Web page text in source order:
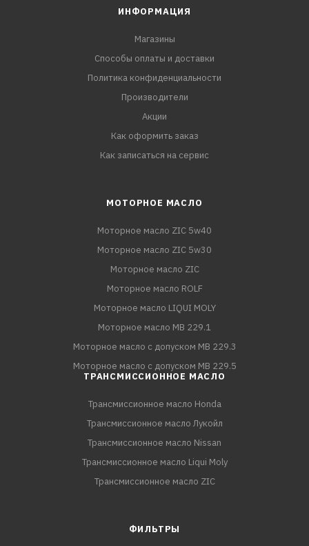
ИНФОРМАЦИЯ
Магазины
Способы оплаты и доставки
Политика конфиденциальности
Производители
Акции
Как оформить заказ
Как записаться на сервис
МОТОРНОЕ МАСЛО
Моторное масло ZIC 5w40
Моторное масло ZIC 5w30
Моторное масло ZIC
Моторное масло ROLF
Моторное масло LIQUI MOLY
Моторное масло MB 229.1
Моторное масло с допуском MB 229.3
Моторное масло с допуском MB 229.5
ТРАНСМИССИОННОЕ МАСЛО
Трансмиссионное масло Honda
Трансмиссионное масло Лукойл
Трансмиссионное масло Nissan
Трансмиссионное масло Liqui Moly
Трансмиссионное масло ZIC
ФИЛЬТРЫ